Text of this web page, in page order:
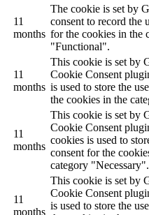
11
months
The cookie is set by
consent to record the
for the cookies in the
"Functional".
11
months
This cookie is set by
Cookie Consent
is used to store the
the cookies in the
11
months
This cookie is set by
Cookie Consent
cookies is used to
consent for the
category "Necessary".
11
months
This cookie is set by
Cookie Consent
is used to store the